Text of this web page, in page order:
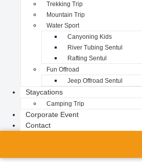
Trekking Trip
Mountain Trip
Water Sport
Canyoning Kids
River Tubing Sentul
Rafting Sentul
Fun Offroad
Jeep Offroad Sentul
Staycations
Camping Trip
Corporate Event
Contact